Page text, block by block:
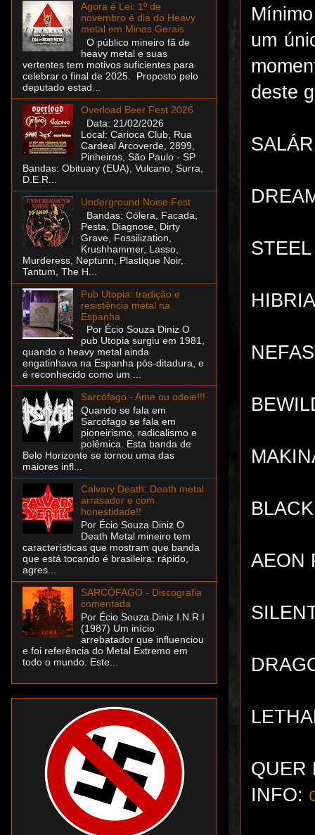
um
deste
AEON
QUER
INFO:
Agora é Lei: 1º de
novembro é dia do Heavy
metal em Minas Gerais
O público mineiro fã de
heavy metal e suas
vertentes tem motivos suficientes para
celebrar o final de 2025. Proposto pelo
deputado estad...
Overload Beer Fest 2026
Data: 21/02/2026
Local: Carioca Club, Rua
Cardeal Arcoverde, 2899,
Pinheiros, São Paulo - SP
Bandas: Obituary (EUA), Vulcano, Surra,
D.E.R...
Underground Noise Fest
Bandas: Cólera, Facada,
Pesta, Diagnose, Dirty
Grave, Fossilization,
Krushhammer, Lasso,
Murderess, Neptunn, Plastique Noir,
Tantum, The H...
Pub Utopia: tradição e
resistência metal na
Espanha
Por Écio Souza Diniz O
pub Utopia surgiu em 1981,
quando o heavy metal ainda
engatinhava na Espanha pós-ditadura, e
é reconhecido como um ...
Sarcófago - Ame ou odeie!!!
Quando se fala em
Sarcófago se fala em
pioneirismo, radicalismo e
polêmica. Esta banda de
Belo Horizonte se tornou uma das
maiores infl...
Calvary Death: Death metal
arrasador e com
honestidade!!
Por Écio Souza Diniz O
Death Metal mineiro tem
características que mostram que banda
que está tocando é brasileira: rápido,
agres...
SARCÓFAGO - Discografia
comentada
Por Écio Souza Diniz I.N.R.I
(1987) Um início
arrebatador que influenciou
e foi referência do Metal Extremo em
todo o mundo. Este...